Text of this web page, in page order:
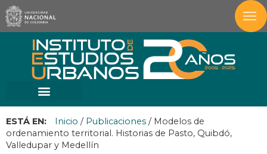
ESTÁ EN: Inicio / Publicaciones / Modelos de
ordenamiento territorial. Historias de Pasto, Quibdó,
Valledupar y Medellín